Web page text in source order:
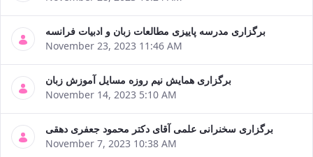
برگزاری مدرسه پاییزی مطالعات زبان و ادبیات فرانسه
November 23, 2023 11:46 AM
برگزاری همایش نیم روزه مسایل آموزش زبان
November 14, 2023 5:10 AM
برگزاری سخنرانی علمی آقای دکتر محمود جعفری دهقی
November 7, 2023 10:38 AM